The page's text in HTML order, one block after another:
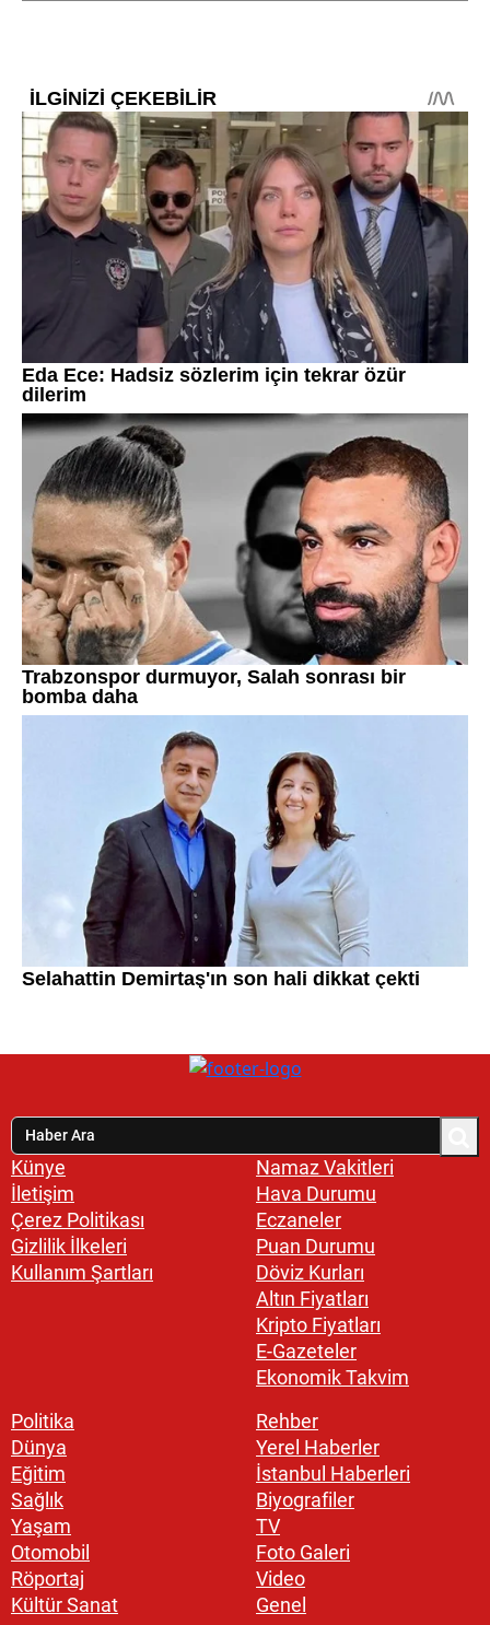
Künye
İletişim
Çerez Politikası
Gizlilik İlkeleri
Kullanım Şartları
Namaz Vakitleri
Hava Durumu
Eczaneler
Puan Durumu
Döviz Kurları
Altın Fiyatları
Kripto Fiyatları
E-Gazeteler
Ekonomik Takvim
Politika
Dünya
Eğitim
Sağlık
Yaşam
Otomobil
Röportaj
Kültür Sanat
Rehber
Yerel Haberler
İstanbul Haberleri
Biyografiler
TV
Foto Galeri
Video
Genel